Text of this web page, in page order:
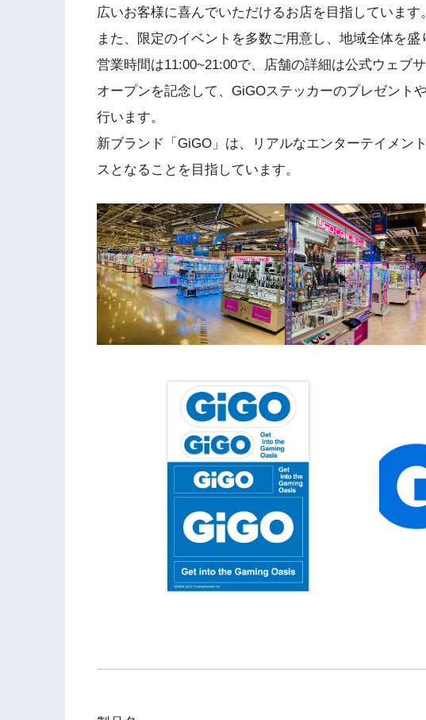
広いお客様に喜んでいただけるお店を目指しています。
また、限定のイベントを多数ご用意し、地域全体を盛
営業時間は11:00~21:00で、店舗の詳細は公式ウェブ
オープンを記念して、GiGOステッカーのプレゼント
行います。
新ブランド「GiGO」は、リアルなエンターテイメン
スとなることを目指しています。